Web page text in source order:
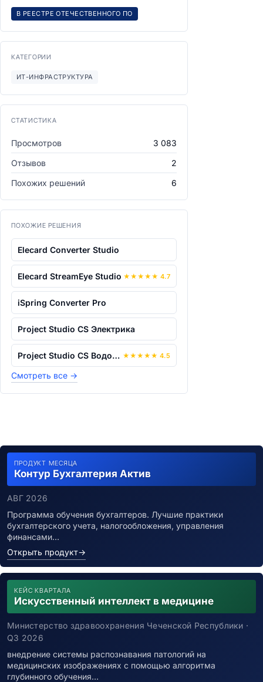
В РЕЕСТРЕ ОТЕЧЕСТВЕННОГО ПО
КАТЕГОРИИ
ИТ-ИНФРАСТРУКТУРА
СТАТИСТИКА
Просмотров
3 083
Отзывов
2
Похожих решений
6
ПОХОЖИЕ РЕШЕНИЯ
Elecard Converter Studio
Elecard StreamEye Studio ★ ★ ★ ★ ★ 4.7
iSpring Converter Pro
Project Studio CS Электрика
Project Studio CS Водоснабжение ★ ★ ★ ★ ★ 4.5
Смотреть все →
ПРОДУКТ МЕСЯЦА
Контур Бухгалтерия Актив
АВГ 2026
Программа обучения бухгалтеров. Лучшие практики
бухгалтерского учета, налогообложения, управления
финансами…
Открыть продукт→
КЕЙС КВАРТАЛА
Искусственный интеллект в медицине
Министерство здравоохранения Чеченской Республики ·
Q3 2026
внедрение системы распознавания патологий на
медицинских изображениях с помощью алгоритма
глубинного обучения…